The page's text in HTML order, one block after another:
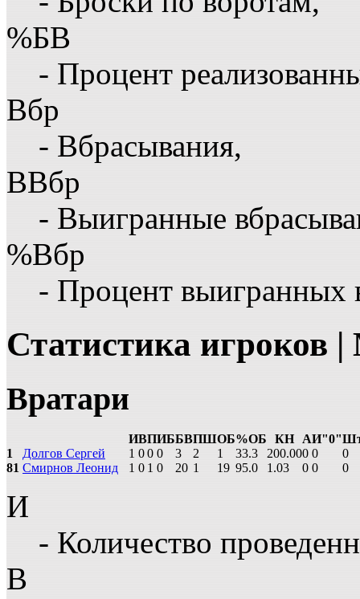
%БВ
- Процент
Вбр
- Вбрасывания,
ВВбр
- Выигранные
%Вбр
- Процент выигранных
Статистика
Вратари
ИВПИББВПШОБ%ОБ КН АИ"0"
1
Долгов Сергей 1 00 0 3 2 1 33.3 200.000 0
0
81 Смирнов Леонид 1 0 1 0 20 1 19 95.0 1.03 0 0 0
И
- Количество
В